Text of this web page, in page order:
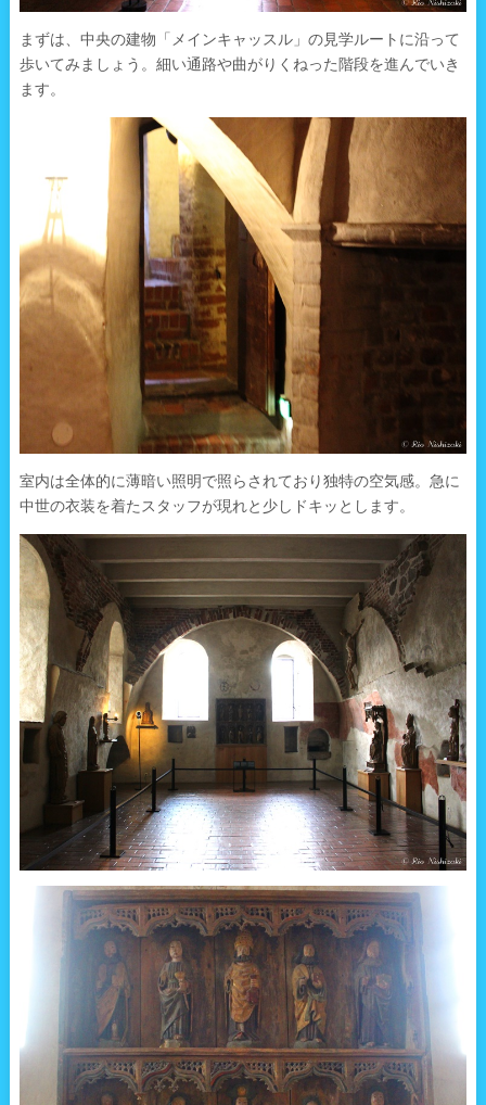
まずは、中央の建物「メインキャッスル」の見学ルートに沿って
歩いてみましょう。細い通路や曲がりくねった階段を進んでいき
ます。
室内は全体的に薄暗い照明で照らされており独特の空気感。急に
中世の衣装を着たスタッフが現れと少しドキッとします。